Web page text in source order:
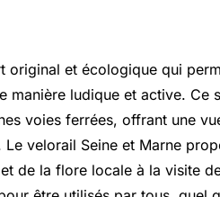
original et écologique qui
manière ludique et active. Ce
voies ferrées, offrant une
velorail Seine et Marne
de la flore locale à la visite